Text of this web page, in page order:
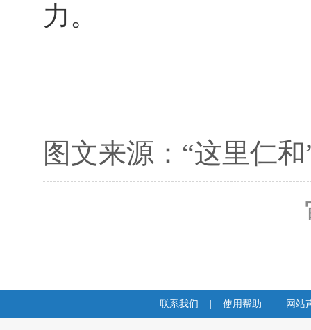
力。
图文来源： “这里仁
联系我们 使用帮助 网站